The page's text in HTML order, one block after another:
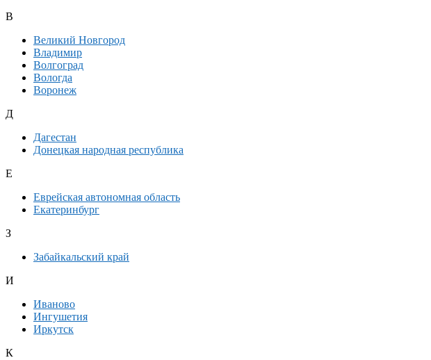
В
Великий Новгород
Владимир
Волгоград
Вологда
Воронеж
Д
Дагестан
Донецкая народная республика
Е
Еврейская автономная область
Екатеринбург
З
Забайкальский край
И
Иваново
Ингушетия
Иркутск
К